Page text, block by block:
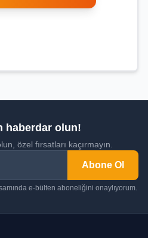
haberdar olun!
özel fırsatları kaçırmayın.
Abone Ol
e-bülten aboneliğini onaylıyorum.